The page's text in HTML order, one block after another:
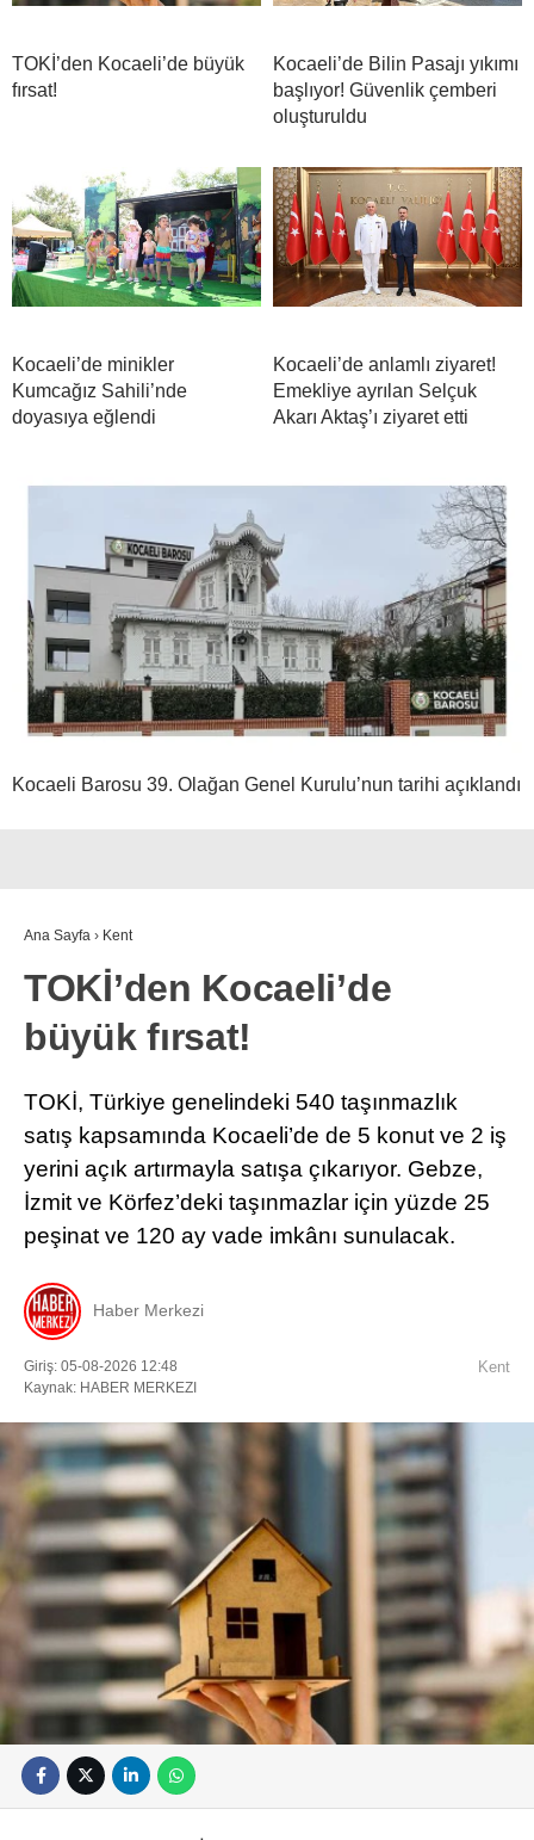
TOKİ’den Kocaeli’de büyük
fırsat!
Kocaeli’de Bilin Pasajı yıkımı
başlıyor! Güvenlik çemberi
oluşturuldu
Kocaeli’de minikler
Kumcağız Sahili’nde
doyasıya eğlendi
Kocaeli’de anlamlı ziyaret!
Emekliye ayrılan Selçuk
Akarı Aktaş’ı ziyaret etti
Kocaeli Barosu 39. Olağan Genel Kurulu’nun tarihi açıklandı
Ana Sayfa › Kent
TOKİ’den Kocaeli’de
büyük fırsat!
TOKİ, Türkiye genelindeki 540 taşınmazlık
satış kapsamında Kocaeli’de de 5 konut ve 2 iş
yerini açık artırmayla satışa çıkarıyor. Gebze,
İzmit ve Körfez’deki taşınmazlar için yüzde 25
peşinat ve 120 ay vade imkânı sunulacak.
Haber Merkezi
Giriş: 05-08-2026 12:48
Kaynak: HABER MERKEZI
Kent